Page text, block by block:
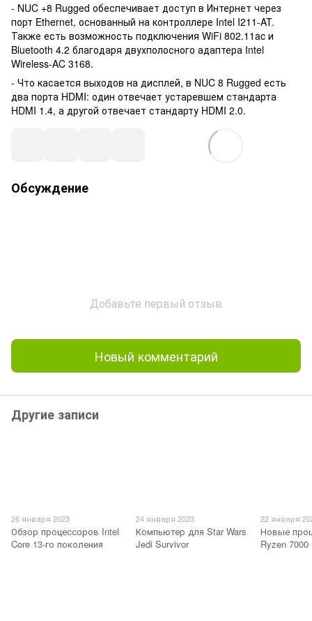
- NUC +8 Rugged обеспечивает доступ в Интернет через
порт Ethernet, основанный на контроллере Intel I211-AT.
Также есть возможность подключения WiFi 802.11ac и
Bluetooth 4.2 благодаря двухполосного адаптера Intel
Wireless-AC 3168.
- Что касается выходов на дисплей, в NUC 8 Rugged есть
два порта HDMI: один отвечает устаревшем стандарта
HDMI 1.4, а другой отвечает стандарту HDMI 2.0.
Обсуждение
Добавьте первый отзыв
Новый комментарий
Другие записи
26 января 2023
Обзор процессоров Intel
Core 13-го поколения
24 января 2023
Компьютер для Star Wars
Jedi Survivor
22 января
Новые
Ryzen 7000